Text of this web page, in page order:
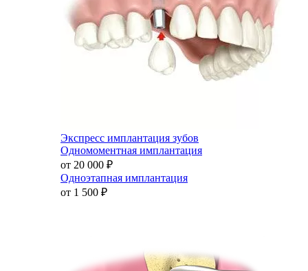
Экспресс имплантация зубов
Одномоментная имплантация
от 20 000 ₽
Одноэтапная имплантация
от 1 500 ₽